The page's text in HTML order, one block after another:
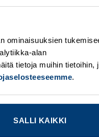
ominaisuuksien
alan
tietoja muihin tietoihin,
.
SALLI KAIKKI